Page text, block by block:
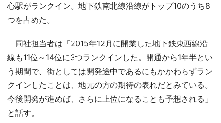
心駅がランクイン。地下鉄南北線沿線がトップ10のうち8
つを占めた。
同社担当者は「2015年12月に開業した地下鉄東西線沿
線も11位～14位に3つランクインした。開通から1年半とい
う期間で、街としては開発途中であるにもかかわらずラン
クインしたことは、地元の方の期待の表れだとみている。
今後開発が進めば、さらに上位になることも予想される」
と話す。